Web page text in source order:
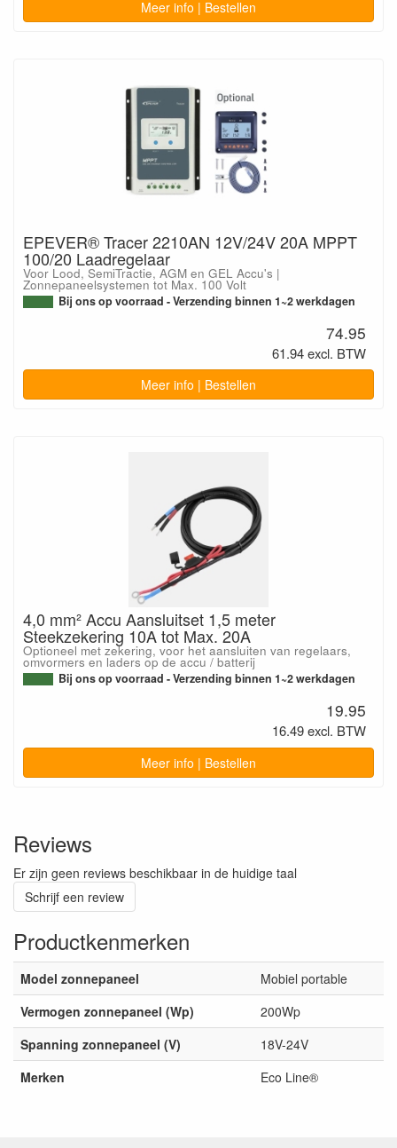
Meer info | Bestellen
EPEVER® Tracer 2210AN 12V/24V 20A MPPT
100/20 Laadregelaar
Voor Lood, SemiTractie, AGM en GEL Accu's |
Zonnepaneelsystemen tot Max. 100 Volt
Bij ons op voorraad - Verzending binnen 1~2 werkdagen
74.95
61.94 excl. BTW
Meer info | Bestellen
4,0 mm² Accu Aansluitset 1,5 meter
Steekzekering 10A tot Max. 20A
Optioneel met zekering, voor het aansluiten van regelaars,
omvormers en laders op de accu / batterij
Bij ons op voorraad - Verzending binnen 1~2 werkdagen
19.95
16.49 excl. BTW
Meer info | Bestellen
Reviews
Er zijn geen reviews beschikbaar in de huidige taal
Schrijf een review
Productkenmerken
Model zonnepaneel
Mobiel portable
Vermogen zonnepaneel (Wp)
200Wp
Spanning zonnepaneel (V)
18V-24V
Merken
Eco Line®